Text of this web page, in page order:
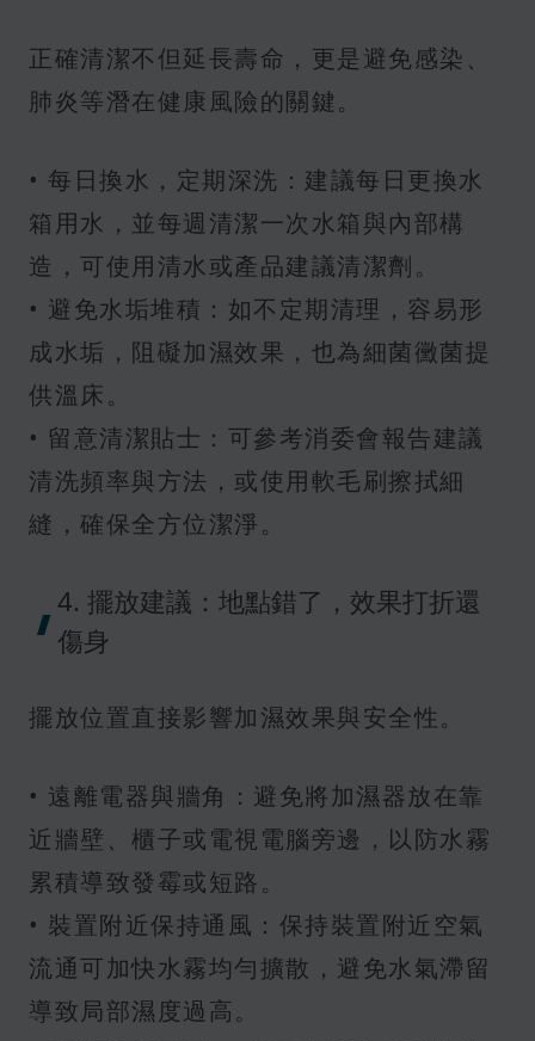
正確清潔不但延長壽命，更是避免感染、
肺炎等潛在健康風險的關鍵。
• 每日換水，定期深洗：建議每日更換水
箱用水，並每週清潔一次水箱與內部構
造，可使用清水或產品建議清潔劑。
• 避免水垢堆積：如不定期清理，容易形
成水垢，阻礙加濕效果，也為細菌黴菌提
供溫床。
• 留意清潔貼士：可參考消委會報告建議
清洗頻率與方法，或使用軟毛刷擦拭細
縫，確保全方位潔淨。
4. 擺放建議：地點錯了，效果打折還
傷身
擺放位置直接影響加濕效果與安全性。
• 遠離電器與牆角：避免將加濕器放在靠
近牆壁、櫃子或電視電腦旁邊，以防水霧
累積導致發霉或短路。
• 裝置附近保持通風：保持裝置附近空氣
流通可加快水霧均勻擴散，避免水氣滯留
導致局部濕度過高。